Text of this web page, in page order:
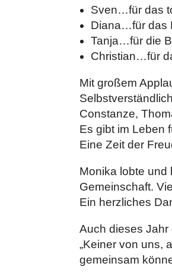
Sven…für das
Diana…für das
Tanja…für die
Christian…für
Mit großem
Constanze,
Es gibt im Leben
Eine Zeit der
Monika lobte und
Gemeinschaft.
Ein herzliches
Auch dieses Jahr
„Keiner von uns,
gemeinsam